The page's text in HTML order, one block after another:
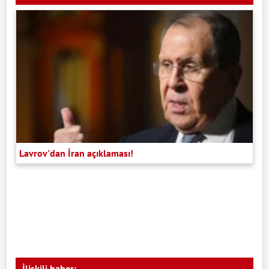
Lavrov'dan İran açıklaması!